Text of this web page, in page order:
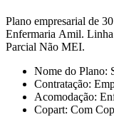
Plano empresarial de
Enfermaria Amil. Linha
Parcial Não MEI.
Nome do Plano:
Contratação:
Acomodação:
Copart: Com